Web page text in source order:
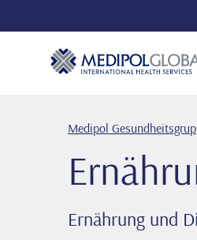
Medipol
Ernährung und